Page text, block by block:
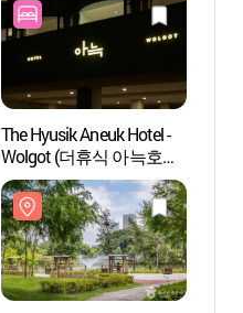
The Hyusik Aneuk Hotel -
Wolgot (더휴식 아늑호텔
월곶점)